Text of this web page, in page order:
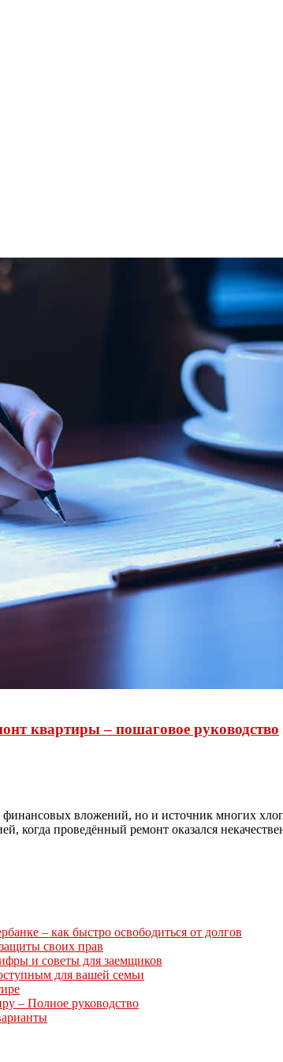
квартиры – пошаговое руководство
вложений, но и источник многих
когда проведённый ремонт оказался
– как быстро освободиться от долгов
своих прав
и советы для заемщиков
для вашей семьи
– Полное руководство